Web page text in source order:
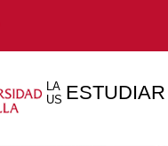
LA
US ESTUDIAR